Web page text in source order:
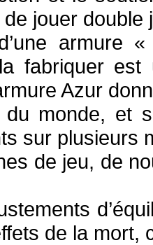
jouer
d’une armure
fabriquer
Azur
du monde, et
sur plusieurs
de jeu, de
de la mort,